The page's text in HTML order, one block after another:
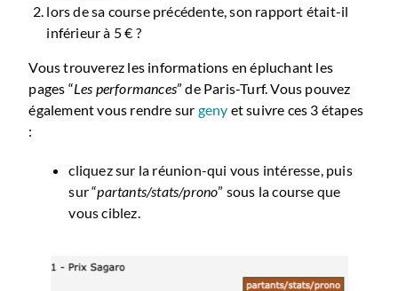
lors de sa course précédente, son rapport était-il
inférieur à 5 € ?
Vous trouverez les informations en épluchant les
pages “Les performances” de Paris-Turf. Vous pouvez
également vous rendre sur geny et suivre ces 3 étapes
:
cliquez sur la réunion-qui vous intéresse, puis
sur “partants/stats/prono” sous la course que
vous ciblez.